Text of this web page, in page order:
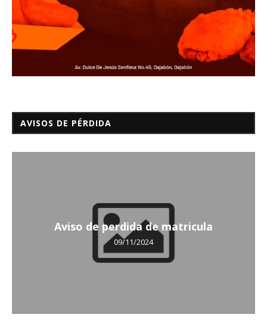
AVISOS DE PÉRDIDA
Aviso de perdida de matricula
09/11/2024